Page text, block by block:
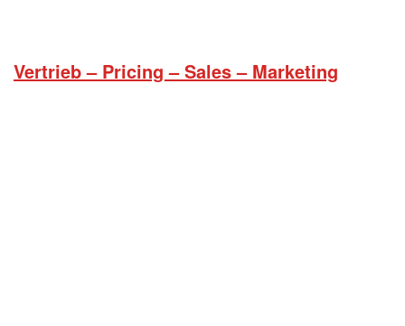
Vertrieb – Pricing – Sales – Marketing